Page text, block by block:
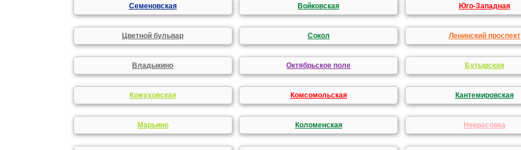
Семеновская Войковская Юго-Западная
Цветной бульвар Сокол Ленинский проспект
Владыкино Октябрьское поле Бутырская
Кожуховская Комсомольская Кантемировская
Марьино Коломенская Некрасовка